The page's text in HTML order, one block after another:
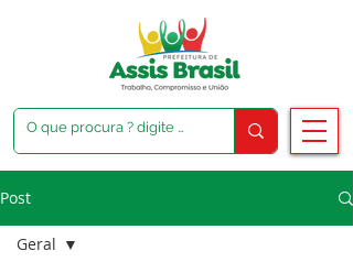
Post
Geral